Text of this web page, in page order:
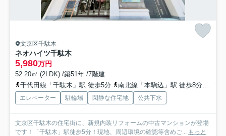
文京区千駄木
ネオハイツ千駄木
5,980万円
52.20㎡ (2LDK) /築51年 /7階建
千代田線「千駄木」駅 徒歩5分
南北線「本駒込」駅 徒歩8分
エレベーター 駐輪場 閑静な住宅地 公共下水
文京区千駄木の住宅街に、新規内装リフォームの中古マンションが登場
です！「千駄木」駅徒歩5分！現地、周辺環境の確認等含めご...
もっと